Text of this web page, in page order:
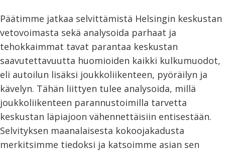
Päätimme jatkaa selvittämistä Helsingin keskustan
vetovoimasta sekä analysoida parhaat ja
tehokkaimmat tavat parantaa keskustan
saavutettavuutta huomioiden kaikki kulkumuodot,
eli autoilun lisäksi joukkoliikenteen, pyöräilyn ja
kävelyn. Tähän liittyen tulee analysoida, millä
joukkoliikenteen parannustoimilla tarvetta
keskustan läpiajoon vähennettäisiin entisestään.
Selvityksen maanalaisesta kokoojakadusta
merkitsimme tiedoksi ja katsoimme asian sen